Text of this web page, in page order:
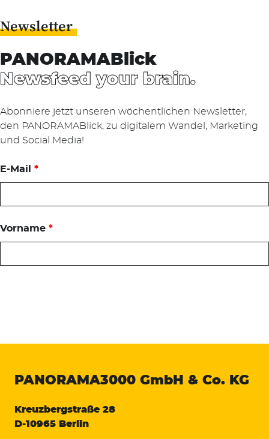
Newsletter
PANORAMABlick
Newsfeed your brain.
Abonniere jetzt unseren wöchentlichen Newsletter,
den PANORAMABlick, zu digitalem Wandel, Marketing
und Social Media!
E-Mail *
Vorname *
PANORAMA3000 GmbH & Co. KG
Kreuzbergstraße 28
D-10965 Berlin